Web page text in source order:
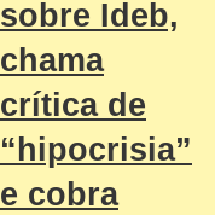
sobre Ideb,
chama
crítica de
“hipocrisia”
e cobra